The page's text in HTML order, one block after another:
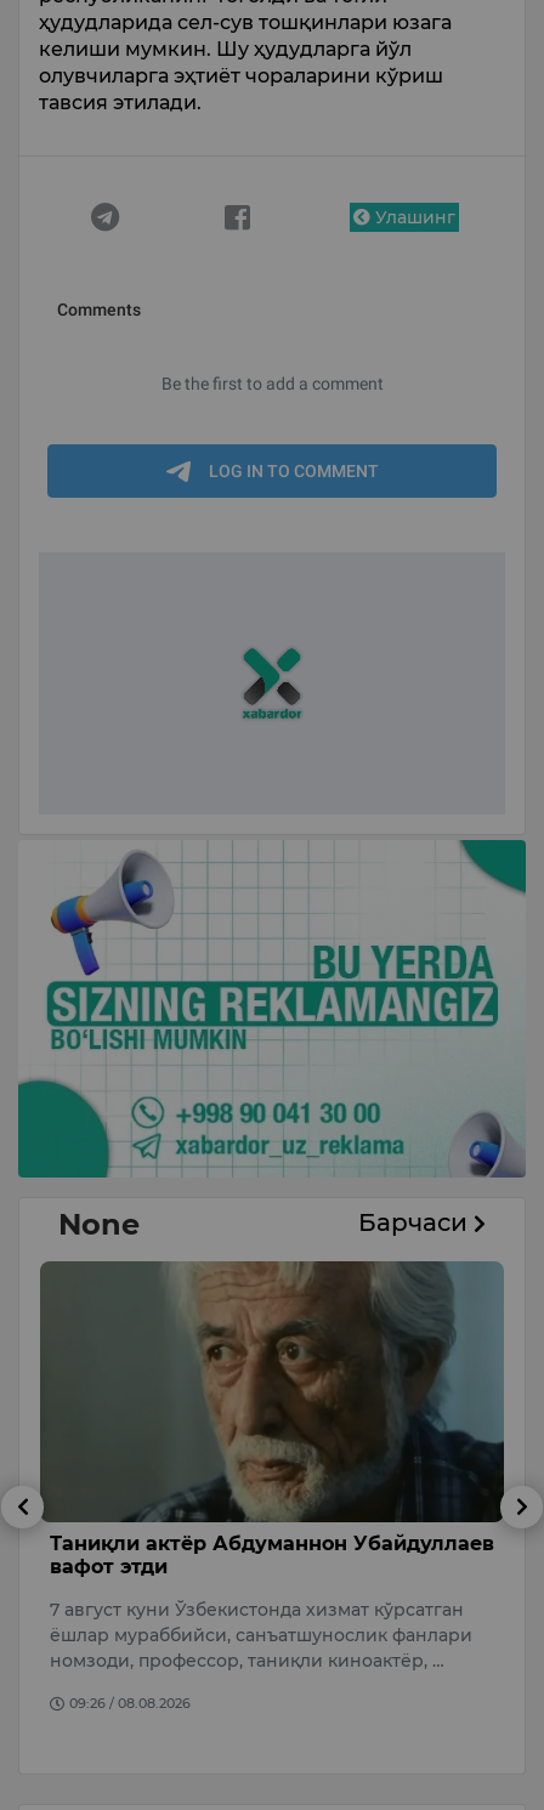
ҳудудларида сел-сув тошқинлари юзага
келиши мумкин. Шу ҳудудларга йўл
олувчиларга эҳтиёт чораларини кўриш
тавсия этилади.
Улашинг
None Барчаси
Таниқли актёр Абдуманнон Убайдуллаев
вафот этди
7 август куни Ўзбекистонда хизмат кўрсатган
ёшлар мураббийси, санъатшунослик фанлари
номзоди, профессор, таниқли киноактёр, …
09:26 / 08.08.2026